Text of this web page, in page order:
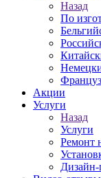
Назад
По
Акции
Услуги
Назад
Услуги
Ремонт
Дизайн-